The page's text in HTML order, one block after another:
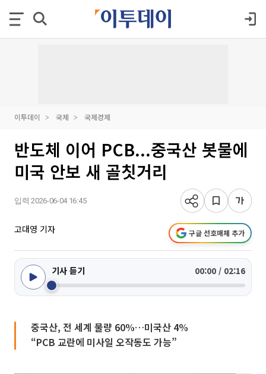
이투데이 국제 국제경제
반도체 이어 PCB...중국산 봇물에
미국 안보 새 골칫거리
입력 2026-06-04 16:45
고대영 기자 구글 선호매체 추가
기사 듣기 00:00 / 02:16
중국산, 전 세계 물량 60%…미국산 4%
“PCB 교란에 미사일 오작동도 가능”